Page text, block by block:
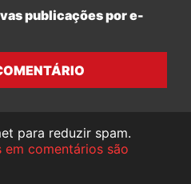
publicações por e-
para reduzir spam.
em comentários são